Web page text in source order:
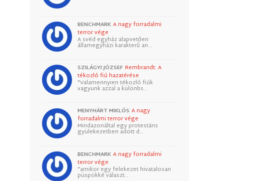
BENCHMARK A nagy forradalmi
terror vége
A svéd egyház alapvetően
államegyházi karakterű an…
SZILÁGYI JÓZSEF Rembrandt: A
tékozló fiú hazatérése
"Valamennyien tékozló fiúk
vagyunk azzal a különbs…
MENYHÁRT MIKLÓS A nagy
forradalmi terror vége
Mindazonáltal egy protestáns
gyülekezetben adott d…
BENCHMARK A nagy forradalmi
terror vége
"amikor egy felekezet hivatalosan
püspökké választ…